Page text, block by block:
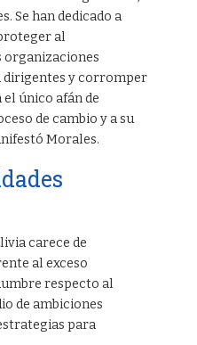
Se han dedicado a
al
organizaciones
dirigentes y corromper
único afán de
de cambio y a su
Morales.
carece de
al exceso
respecto al
de ambiciones
para